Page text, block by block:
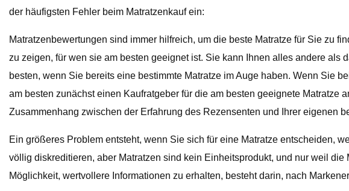
der häufigsten Fehler beim Matratzenkauf ein:
Matratzenbewertungen sind immer hilfreich, um die beste Matratze für Sie zu
zu zeigen, für wen sie am besten geeignet ist. Sie kann Ihnen alles andere
besten, wenn Sie bereits eine bestimmte Matratze im Auge haben. Wenn Sie
am besten zunächst einen Kaufratgeber für die am besten geeignete
Zusammenhang zwischen der Erfahrung des Rezensenten und Ihrer eigenen
Ein größeres Problem entsteht, wenn Sie sich für eine Matratze entscheiden,
völlig diskreditieren, aber Matratzen sind kein Einheitsprodukt, und nur weil
Möglichkeit, wertvollere Informationen zu erhalten, besteht darin, nach